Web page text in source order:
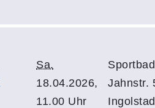
Sa.
18.04.2026,
11.00 Uhr
Jahnstr.